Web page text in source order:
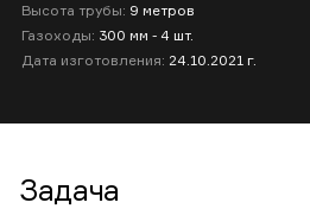
Высота трубы: 9 метров
Газоходы: 300 мм - 4 шт.
Дата изготовления: 24.10.2021 г.
Задача